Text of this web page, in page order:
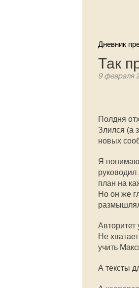
Дневник
Так
9 февраля
Полдня
Злился (а
новых
Я
план на
Но он же
Авторитет
Не
учить
А тексты